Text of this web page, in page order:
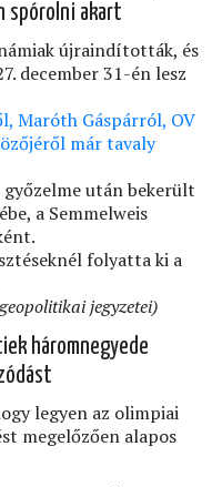
spórolni akart
újraindították, és
december 31-én lesz
Maróth Gáspárról, OV
már tavaly
győzelme után bekerült
a Semmelweis
folyatta ki a
jegyzetei)
háromnegyede
legyen az olimpiai
megelőzően alapos